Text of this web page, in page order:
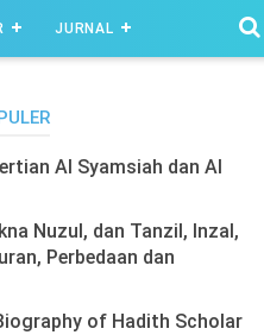
JURNAL
Al Syamsiah dan Al
Nuzul, dan Tanzil, Inzal,
Perbedaan dan
of Hadith Scholar